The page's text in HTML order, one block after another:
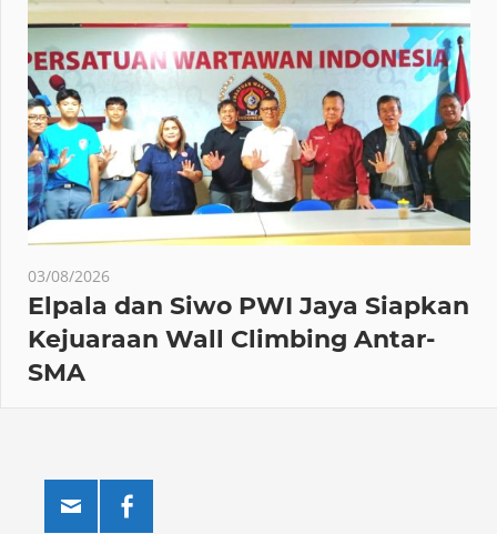
03/08/2026
Elpala dan Siwo PWI Jaya Siapkan
Kejuaraan Wall Climbing Antar-
SMA